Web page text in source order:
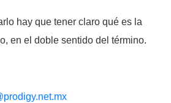
hay que tener claro qué es la
en el doble sentido del término.